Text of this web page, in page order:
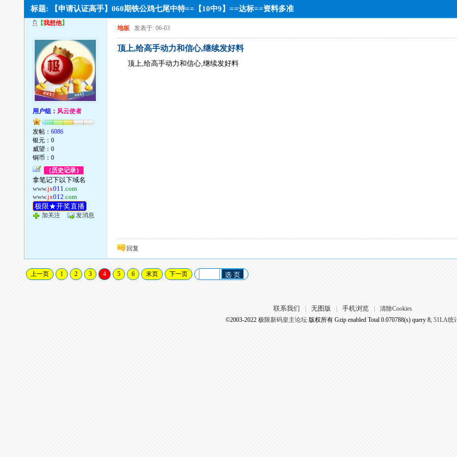
标题: 【申请认证高手】060期铁公鸡七尾中特==【10中9】==达标==资料多准
【我想他】
用户组： 风云使者
发帖：6086
银元：0
威望：0
铜币：0
（历史记录）
拿笔记下以下域名
www.jx011.com
www.jx012.com
极限★开奖直播
加关注 发消息
地板 发表于: 06-03
顶上,给高手动力和信心,继续发好料
顶上,给高手动力和信心,继续发好料
回复
上一页 1 2 3 4 5 6 末页 下一页 选 页
联系我们 无图版 手机浏览
清除Cookies
©2003-2022 极限新码皇主论坛版权所有 Gzip enabled Total 0.070788(s) query 8, 51LA统